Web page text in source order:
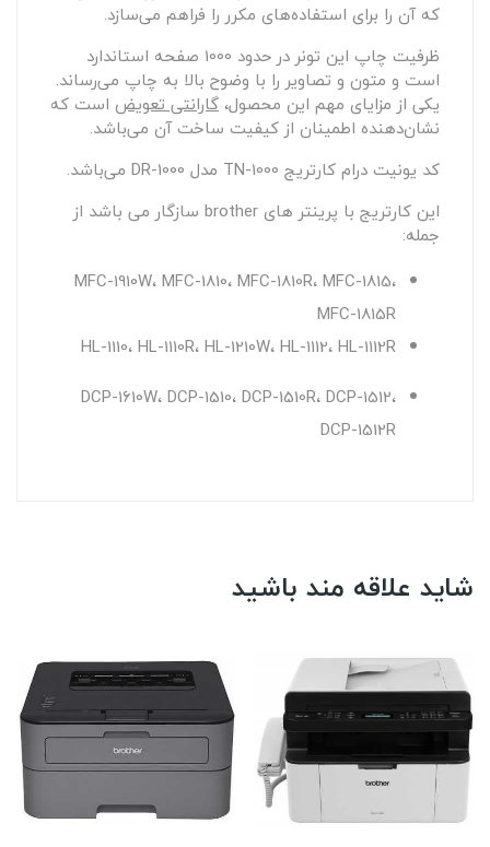
که آن را برای استفاده‌های مکرر را فراهم می‌سازد.
ظرفیت چاپ این تونر در حدود 1000 صفحه استاندارد
است و متون و تصاویر را با وضوح بالا به چاپ می‌رساند.
یکی از مزایای مهم این محصول، گارانتی تعویض است که
نشان‌دهنده اطمینان از کیفیت ساخت آن می‌باشد.
کد یونیت درام کارتریج TN-1000 مدل DR-1000 می‌باشد.
این کارتریج با پرینتر های brother سازگار می باشد از
جمله:
MFC-1910W، MFC-1810، MFC-1810R، MFC-1815،
MFC-1815R
HL-1110، HL-1110R، HL-1210W، HL-1112، HL-1112R
DCP-1610W، DCP-1510، DCP-1510R، DCP-1512،
DCP-1512R
شاید علاقه مند باشید